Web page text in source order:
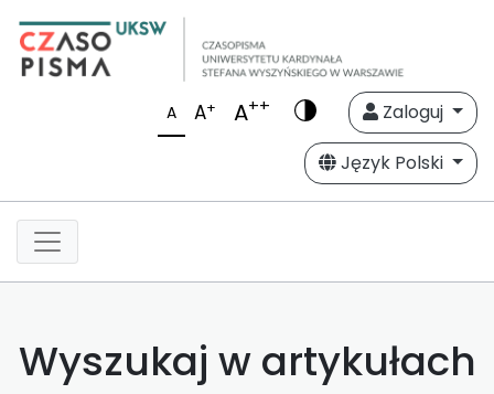
A A+ A++
Zaloguj
Język Polski
Wyszukaj w artykułach